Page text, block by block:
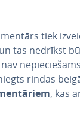
tiek
tas nedrīkst
ne­pie­cie­šams
rindas
, kas